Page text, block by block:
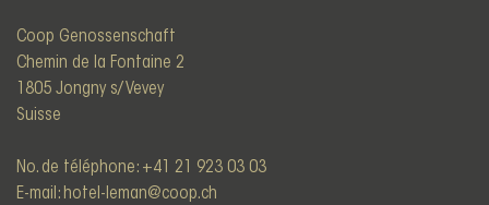
Coop Genossenschaft
Chemin de la Fontaine 2
1805 Jongny s/ Vevey
Suisse
No. de téléphone: +41 21 923 03 03
E-mail: hotel-leman@coop.ch